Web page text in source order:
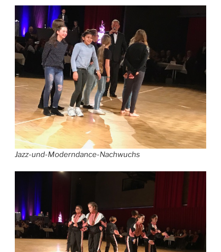
Jazz-und-Moderndance-Nachwuchs